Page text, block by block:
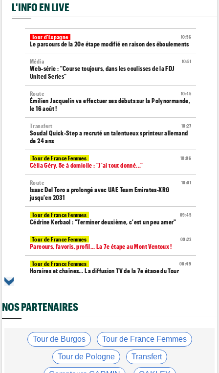
L'INFO EN LIVE
10:56
Tour d'Espagne
Le parcours de la 20e étape modifié en raison des éboulements
10:51
Média
Web-série : "Course toujours, dans les coulisses de la FDJ
United Series"
10:45
Route
Émilien Jacquelin va effectuer ses débuts sur la Polynormande,
le 16 août !
10:27
Transfert
Soudal Quick-Step a recruté un talentueux sprinteur allemand
de 24 ans
10:06
Tour de France Femmes
Célia Géry, 5e à domicile : "J'ai tout donné..."
10:01
Route
Isaac Del Toro a prolongé avec UAE Team Emirates-XRG
jusqu'en 2031
09:45
Tour de France Femmes
Cédrine Kerbaol : "Terminer deuxième, c'est un peu amer"
09:22
Tour de France Femmes
Parcours, favoris, profil… La 7e étape au Mont Ventoux !
08:49
Tour de France Femmes
Horaires et chaînes… La diffusion TV de la 7e étape du Tour
Média
07:56
Tour de Burgos
A quelle heure et sur quelle chaîne suivre la 4e étape à la TV ?
Le Mercato vélo est ouvert... les toutes les dernières infos
NOS PARTENAIRES
Tour de Burgos Tour de France Femmes
Tour de Pologne Transfert